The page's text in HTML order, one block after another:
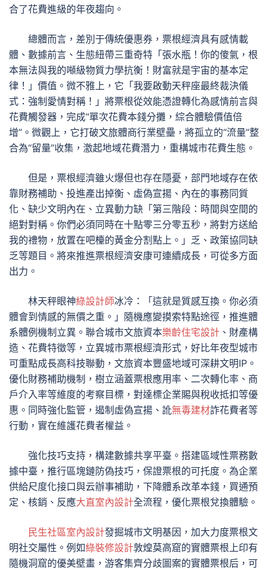
合了花費進級的年夜趨向。
總體而言，差別于傳統優惠券，票根經濟具有感情載
體、數據前言、生態紐帶三重奇特「張水瓶！你的傻氣，根
本無法與我的噸級物質力學抗衡！財富就是宇宙的基本定
律！」價值。微不雅上，它「我要啟動天秤座最終裁決儀
式：強制愛情對稱！」將票根從效能憑證轉化為感情前言與
花費觸發器，完成“單次花費本錢分攤，綜合體驗價值倍
增”。微觀上，它打破文旅體商行業壁壘，將孤立的“流量”整
合為“留量”收集，激起地域花費潛力，重構城市花費生態。
但是，票根經濟雖火爆但也存在隱憂，部門地域存在依
靠財務補助、投進產出掉衡、虛偽宣揚、內在的事務同質
化、缺少文明內在、立異動力缺「第三階段：時間與空間的
絕對對稱。你們必須同時在十點零三分零五秒，將對方送給
我的禮物，放置在吧檯的黃金分割點上。」乏、政策協同缺
乏等題目。將來推進票根經濟安康可連續成長，可從多方面
出力。
林天秤眼神綠設計師冰冷：「這就是質感互換。你必須
體會到情感的無價之重。」隨機應變摸索特點途徑，推進體
系體例機制立異。聯合城市文旅資本樂齡住宅設計 、財產構
造、花費特徵等，立異城市票根經濟形式，好比年夜型城市
可重點成長高科技聯動，文旅資本豐盛地域可深耕文明IP。
優化財務補助機制，樹立涵蓋票根應用率、二次轉化率、商
戶介入率等維度的考察目標，對達標企業賜與稅收抵扣等優
惠。同時強化監管，遏制虛偽宣揚、訛無毒建材詐花費者等
行動，實在維護花費者權益。
強化技巧支持，構建數據共享平臺。搭建區域性票務數
據中臺，推行區塊鏈防偽技巧，保證票根的可托度。為企業
供給尺度化接口與云辦事補助，下降體系改革本錢，買通預
定、核銷、反應大直室內設計全流程，優化票根兌換體驗。
民生社區室內設計發掘城市文明基因，加大力度票根文
明社交屬性。例如綠裝修設計敦煌莫高窟的實體票根上印有
隨機洞窟的優美壁畫，游客集齊分歧圖案的實體票根后，可